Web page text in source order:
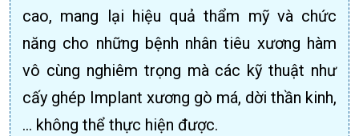
cao, mang lại hiệu quả thẩm mỹ và chức
năng cho những bệnh nhân tiêu xương hàm
vô cùng nghiêm trọng mà các kỹ thuật như
cấy ghép Implant xương gò má, dời thần kinh,
… không thể thực hiện được.